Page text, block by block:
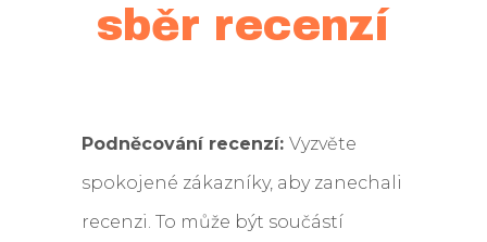
sběr recenzí
Podněcování recenzí: Vyzvěte
spokojené zákazníky, aby zanechali
recenzi. To může být součástí